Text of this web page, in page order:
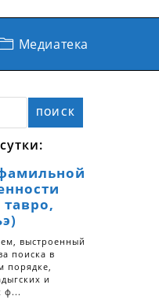
Медиатека
ПОИСК